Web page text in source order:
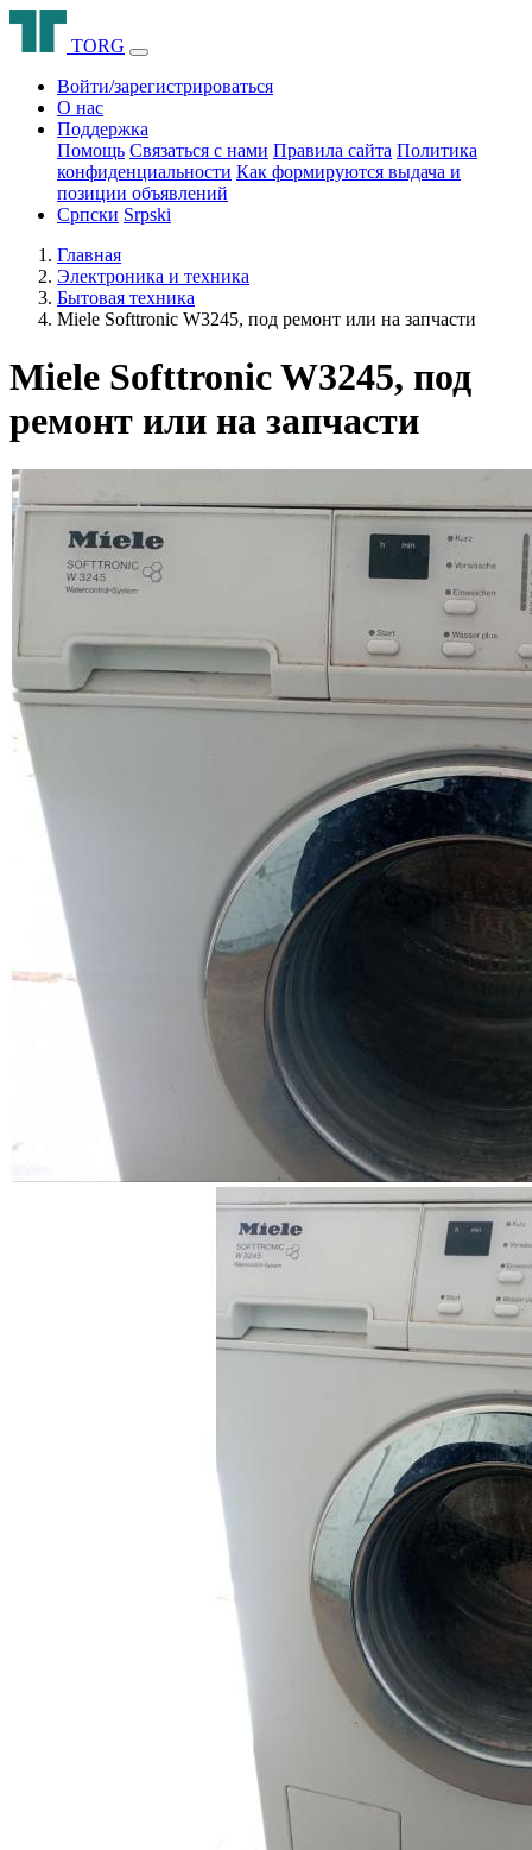
TORG
Войти/зарегистрироваться
О нас
Поддержка
Помощь Связаться с нами Правила сайта Политика
конфиденциальности Как формируются выдача и
позиции объявлений
Српски Srpski
Главная
Электроника и техника
Бытовая техника
Miele Softtronic W3245, под ремонт или на запчасти
Miele Softtronic W3245, под
ремонт или на запчасти